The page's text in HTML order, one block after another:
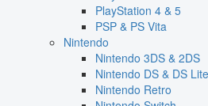
PlayStation 4 & 5
PSP & PS Vita
Nintendo
Nintendo 3DS & 2DS
Nintendo DS & DS Lite
Nintendo Retro